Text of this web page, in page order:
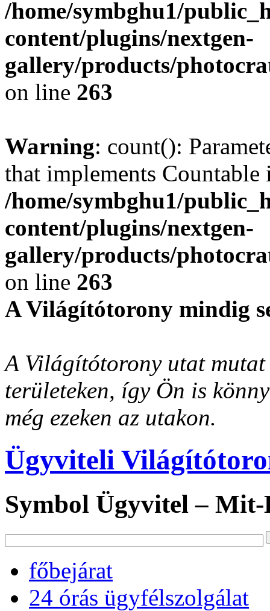
/home/symbghu1/
content/plugins/nextgen-
gallery/products/
on line 263
Warning: count():
that implements Countable
/home/symbghu1/
content/plugins/nextgen-
gallery/products/
on line 263
A Világítótorony mindig
A Világítótorony utat
területeken, így Ön is
még ezeken az utakon.
Ügyviteli
Symbol Ügyvitel – Mit-
főbejárat
24 órás ügyfélszolgálat